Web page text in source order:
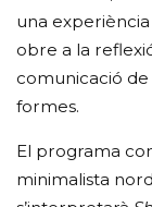
una
obre a la
comunicació de
formes.
El programa
minimalista